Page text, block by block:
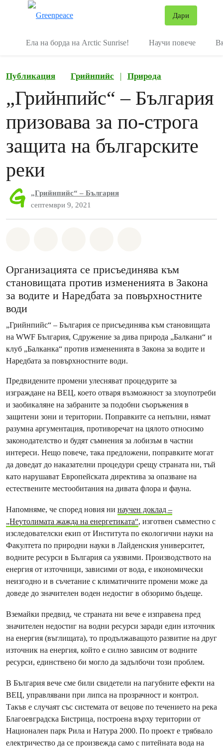
Дари
Ела на борда на Arctic Sunrise! Научи повече
Публикация Грийнпийс | Природа
„Грийнпийс“ – България
призовава за по-строга
защита на българските
реки
„Грийнпийс“ – България
септември 9, 2021
Организацията се присъединява към
становищата против измененията в Закона
за водите и Наредбата за повърхностните
води
„Грийнпийс“ – България се присъединява към становищата
на WWF България, Сдружение за дива природа „Балкани“ и
клуб „Балканка“ против измененията в Закона за водите и
Наредбата за повърхностните води.
Предвидените промени улесняват процедурите за
изграждане на ВЕЦ, което отваря възможност за злоупотреби
и заобикаляне на забраните за подобни съоръжения в
защитени зони и територии. Поправките са непълни, нямат
разумна аргументация, противоречат на цялото относимо
законодателство и будят съмнения за лобизъм в частни
интереси. Нещо повече, така предложени, поправките могат
да доведат до наказателни процедури срещу страната ни, тъй
като нарушават Европейската директива за опазване на
естествените местообитания на дивата флора и фауна.
Напомняме, че според новия ни научен доклад –
„Неутолимата жажда на енергетиката“, изготвен съвместно с
изследователски екип от Института по екологични науки на
Факултета по природни науки в Лайденския университет,
водните ресурси в България са уязвими. Производството на
енергия от източници, зависими от вода, е икономически
неизгодно и в съчетание с климатичните промени може да
доведе до значителен воден недостиг в обзоримо бъдеще.
Вземайки предвид, че страната ни вече е изправена пред
значителен недостиг на водни ресурси заради един източник
на енергия (въглищата), то продължаващото развитие на друг
източник на енергия, който е силно зависим от водните
ресурси, единствено би могло да задълбочи този проблем.
В България вече сме били свидетели на пагубните ефекти на
ВЕЦ, управлявани при липса на прозрачност и контрол.
Такъв е случаят със системата от вецове по течението на река
Благоевградска Бистрица, построена върху територии от
Национален парк Рила и Натура 2000. По проект е трябвало
електричество да се произвежда само с питейната вода на